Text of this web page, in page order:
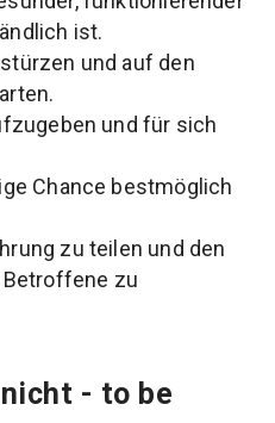
ist.
und auf den
und für sich
Chance bestmöglich
zu teilen und den
zu
- to be